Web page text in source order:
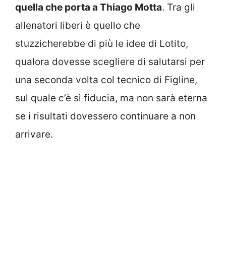
quella che porta a Thiago Motta. Tra gli
allenatori liberi è quello che
stuzzicherebbe di più le idee di Lotito,
qualora dovesse scegliere di salutarsi per
una seconda volta col tecnico di Figline,
sul quale c’è sì fiducia, ma non sarà eterna
se i risultati dovessero continuare a non
arrivare.